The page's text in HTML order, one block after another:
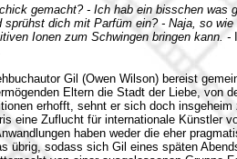
gemacht? - Ich hab ein bisschen was
dich mit Parfüm ein? - Naja, so
Ionen zum Schwingen bringen kann. -
Gil (Owen Wilson) bereist
Eltern die Stadt der Liebe, von
erhofft, sehnt er sich doch
eine Zuflucht für internationale Künstler
haben weder die eher
übrig, sodass sich Gil eines späten